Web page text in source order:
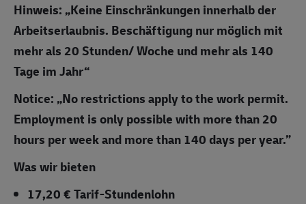
Hinweis: „Keine Einschränkungen innerhalb der
Arbeitserlaubnis. Beschäftigung nur möglich mit
mehr als 20 Stunden/ Woche und mehr als 140
Tage im Jahr“
Notice: „No restrictions apply to the work permit.
Employment is only possible with more than 20
hours per week and more than 140 days per year.”
Was wir bieten
17,20 € Tarif-Stundenlohn